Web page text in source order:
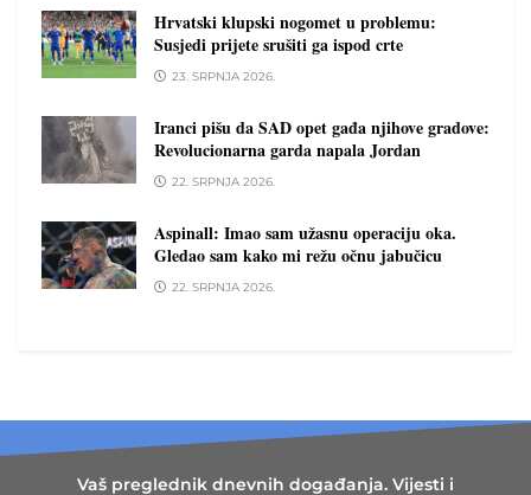
Hrvatski klupski nogomet u problemu:
Susjedi prijete srušiti ga ispod crte
23. SRPNJA 2026.
Iranci pišu da SAD opet gađa njihove gradove:
Revolucionarna garda napala Jordan
22. SRPNJA 2026.
Aspinall: Imao sam užasnu operaciju oka.
Gledao sam kako mi režu očnu jabučicu
22. SRPNJA 2026.
Vaš preglednik dnevnih događanja. Vijesti i